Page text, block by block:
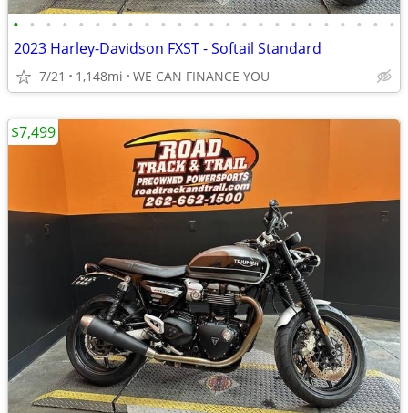
• • • • • • • • • • • • • • • • • • • • • • • •
2023 Harley-Davidson FXST - Softail Standard
7/21 1,148mi WE CAN FINANCE YOU
$7,499